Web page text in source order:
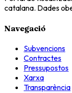
catalana. Dades
Navegació
Subvencions
Contractes
Pressupostos
Xarxa
Transparència